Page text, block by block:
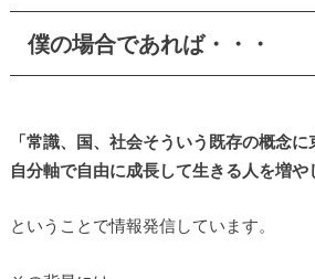
僕の場合であれば・・・
「常識、国、社会そういう既存の概念
自分軸で自由に成長して生きる人を増や
ということで情報発信しています。